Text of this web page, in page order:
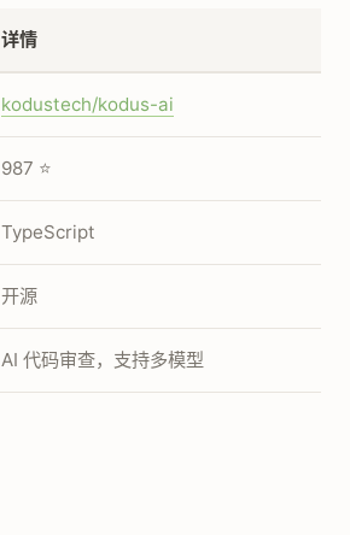
详情
kodustech/kodus-ai
987 ⭐
TypeScript
开源
AI 代码审查，支持多模型